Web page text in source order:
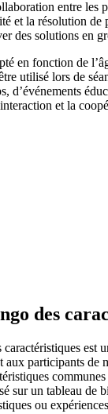
entre les
et la résolution de
des solutions en
en fonction de
utilisé lors de
d’événements
et la
des
est
aux participants de
sur un tableau de
ou